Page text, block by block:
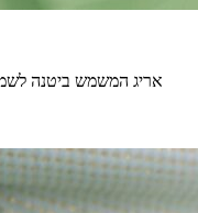
אריג המשמש ביטנה